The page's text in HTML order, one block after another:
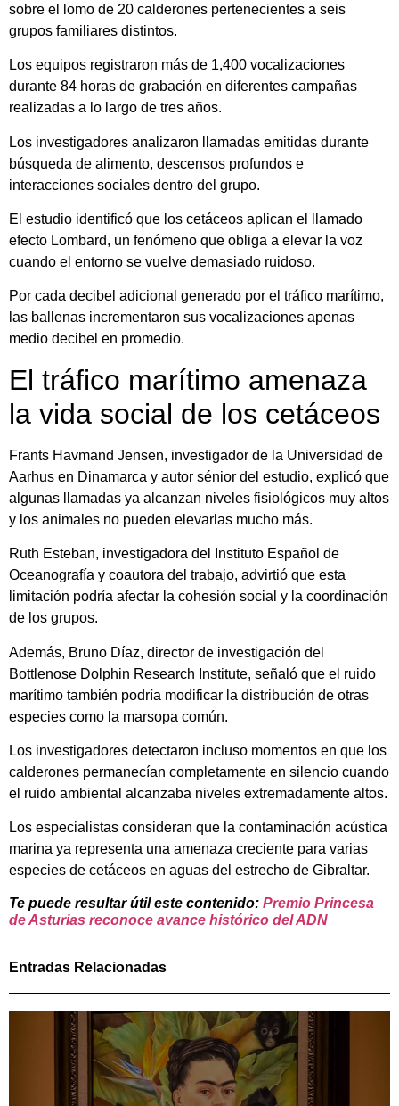
sobre el lomo de 20 calderones pertenecientes a seis
grupos familiares distintos.
Los equipos registraron más de 1,400 vocalizaciones
durante 84 horas de grabación en diferentes campañas
realizadas a lo largo de tres años.
Los investigadores analizaron llamadas emitidas durante
búsqueda de alimento, descensos profundos e
interacciones sociales dentro del grupo.
El estudio identificó que los cetáceos aplican el llamado
efecto Lombard, un fenómeno que obliga a elevar la voz
cuando el entorno se vuelve demasiado ruidoso.
Por cada decibel adicional generado por el tráfico marítimo,
las ballenas incrementaron sus vocalizaciones apenas
medio decibel en promedio.
El tráfico marítimo amenaza
la vida social de los cetáceos
Frants Havmand Jensen, investigador de la Universidad de
Aarhus en Dinamarca y autor sénior del estudio, explicó que
algunas llamadas ya alcanzan niveles fisiológicos muy altos
y los animales no pueden elevarlas mucho más.
Ruth Esteban, investigadora del Instituto Español de
Oceanografía y coautora del trabajo, advirtió que esta
limitación podría afectar la cohesión social y la coordinación
de los grupos.
Además, Bruno Díaz, director de investigación del
Bottlenose Dolphin Research Institute, señaló que el ruido
marítimo también podría modificar la distribución de otras
especies como la marsopa común.
Los investigadores detectaron incluso momentos en que los
calderones permanecían completamente en silencio cuando
el ruido ambiental alcanzaba niveles extremadamente altos.
Los especialistas consideran que la contaminación acústica
marina ya representa una amenaza creciente para varias
especies de cetáceos en aguas del estrecho de Gibraltar.
Te puede resultar útil este contenido: Premio Princesa
de Asturias reconoce avance histórico del ADN
Entradas Relacionadas